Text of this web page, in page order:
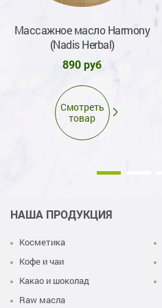
Массажное масло Harmony
(Nadis Herbal)
890 руб
Смотреть
товар
НАША ПРОДУКЦИЯ
Косметика
Кофе и чаи
Какао и шоколад
Raw масла